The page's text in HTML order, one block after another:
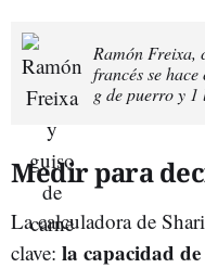
Ramón Freixa,
francés se
g de puerro y
Medir para
La calculadora de
clave: la capacidad